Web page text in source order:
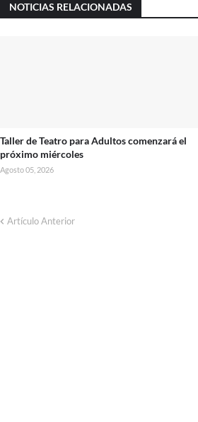
NOTICIAS RELACIONADAS
Taller de Teatro para Adultos comenzará el
próximo miércoles
Agosto 05, 2026
Artículo Anterior